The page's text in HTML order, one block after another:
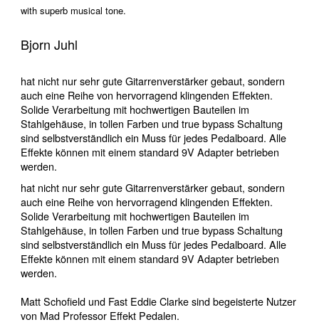
with superb musical tone.
Bjorn Juhl
hat nicht nur sehr gute Gitarrenverstärker gebaut, sondern
auch eine Reihe von hervorragend klingenden Effekten.
Solide Verarbeitung mit hochwertigen Bauteilen im
Stahlgehäuse, in tollen Farben und true bypass Schaltung
sind selbstverständlich ein Muss für jedes Pedalboard. Alle
Effekte können mit einem standard 9V Adapter betrieben
werden.
hat nicht nur sehr gute Gitarrenverstärker gebaut, sondern
auch eine Reihe von hervorragend klingenden Effekten.
Solide Verarbeitung mit hochwertigen Bauteilen im
Stahlgehäuse, in tollen Farben und true bypass Schaltung
sind selbstverständlich ein Muss für jedes Pedalboard. Alle
Effekte können mit einem standard 9V Adapter betrieben
werden.
Matt Schofield und Fast Eddie Clarke sind begeisterte Nutzer
von Mad Professor Effekt Pedalen.